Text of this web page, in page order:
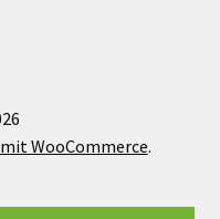
WooCommerce.